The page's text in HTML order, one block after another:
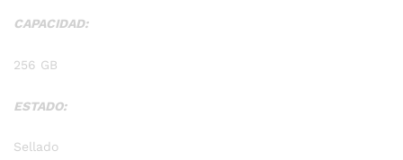
CAPACIDAD:
256 GB
ESTADO:
Sellado